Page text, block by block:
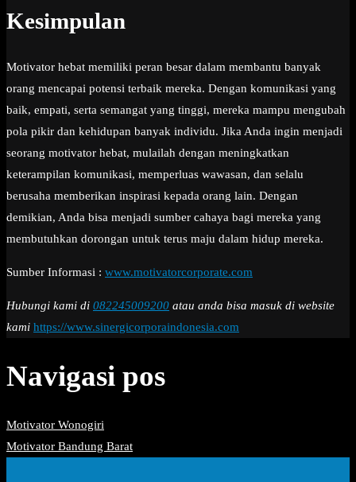
Kesimpulan
Motivator hebat memiliki peran besar dalam membantu banyak
orang mencapai potensi terbaik mereka. Dengan komunikasi yang
baik, empati, serta semangat yang tinggi, mereka mampu mengubah
pola pikir dan kehidupan banyak individu. Jika Anda ingin menjadi
seorang motivator hebat, mulailah dengan meningkatkan
keterampilan komunikasi, memperluas wawasan, dan selalu
berusaha memberikan inspirasi kepada orang lain. Dengan
demikian, Anda bisa menjadi sumber cahaya bagi mereka yang
membutuhkan dorongan untuk terus maju dalam hidup mereka.
Sumber Informasi : www.motivatorcorporate.com
Hubungi kami di 082245009200 atau anda bisa masuk di website
kami https://www.sinergicorporaindonesia.com
Navigasi pos
Motivator Wonogiri
Motivator Bandung Barat